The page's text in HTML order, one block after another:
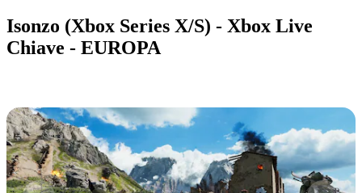
Isonzo (Xbox Series X/S) - Xbox Live
Chiave - EUROPA